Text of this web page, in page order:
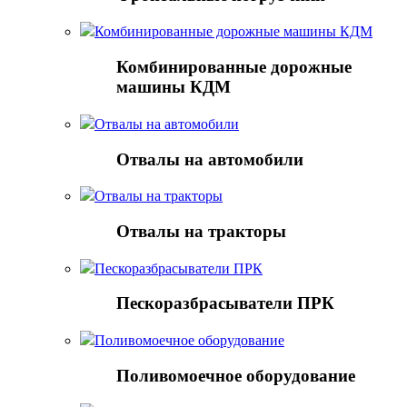
Комбинированные дорожные машины КДМ
Комбинированные дорожные
машины КДМ
Отвалы на автомобили
Отвалы на автомобили
Отвалы на тракторы
Отвалы на тракторы
Пескоразбрасыватели ПРК
Пескоразбрасыватели ПРК
Поливомоечное оборудование
Поливомоечное оборудование